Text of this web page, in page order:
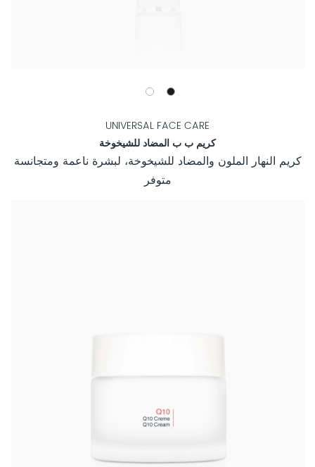
UNIVERSAL FACE CARE
كريم ب ب المضاد للشيخوخة
كريم النهار الملون والمضاد للشيخوخة، لبشرة ناعمة ومتجانسة
متوفر